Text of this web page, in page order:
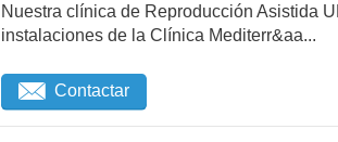
Nuestra clínica de Reproducción Asistida
instalaciones de la Clínica Mediterr&aa...
Contactar